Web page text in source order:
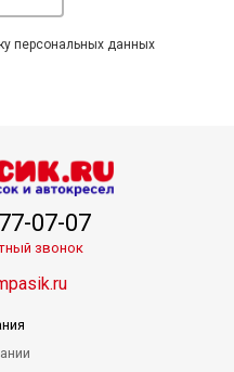
персональных данных
07-07
звонок